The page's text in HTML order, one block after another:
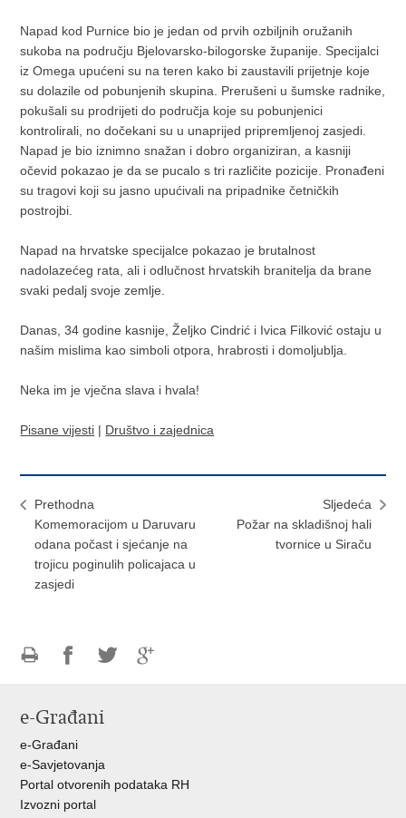
Napad kod Purnice bio je jedan od prvih ozbiljnih oružanih
sukoba na području Bjelovarsko-bilogorske županije. Specijalci
iz Omega upućeni su na teren kako bi zaustavili prijetnje koje
su dolazile od pobunjenih skupina. Prerušeni u šumske radnike,
pokušali su prodrijeti do područja koje su pobunjenici
kontrolirali, no dočekani su u unaprijed pripremljenoj zasjedi.
Napad je bio iznimno snažan i dobro organiziran, a kasniji
očevid pokazao je da se pucalo s tri različite pozicije. Pronađeni
su tragovi koji su jasno upućivali na pripadnike četničkih
postrojbi.
Napad na hrvatske specijalce pokazao je brutalnost
nadolazećeg rata, ali i odlučnost hrvatskih branitelja da brane
svaki pedalj svoje zemlje.
Danas, 34 godine kasnije, Željko Cindrić i Ivica Filković ostaju u
našim mislima kao simboli otpora, hrabrosti i domoljublja.
Neka im je vječna slava i hvala!
Pisane vijesti | Društvo i zajednica
Prethodna
Komemoracijom u Daruvaru
odana počast i sjećanje na
trojicu poginulih policajaca u
zasjedi
Sljedeća
Požar na skladišnoj hali
tvornice u Siraču
FacebookuTwitteru
e-Građani
e-Građani
e-Savjetovanja
Portal otvorenih podataka RH
Izvozni portal